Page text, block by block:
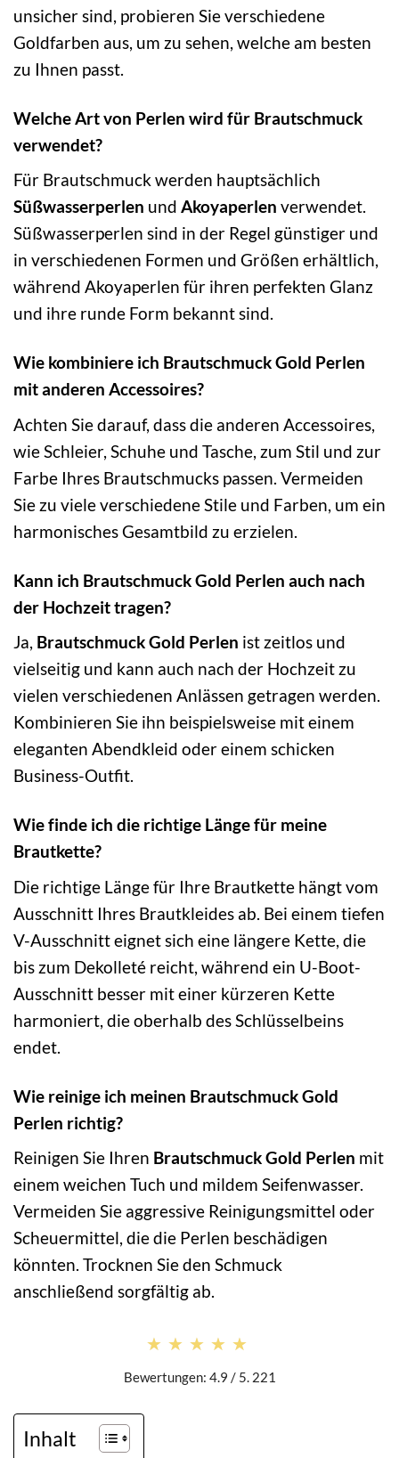
unsicher sind, probieren Sie verschiedene
Goldfarben aus, um zu sehen, welche am besten
zu Ihnen passt.
Welche Art von Perlen wird für Brautschmuck
verwendet?
Für Brautschmuck werden hauptsächlich
Süßwasserperlen und Akoyaperlen verwendet.
Süßwasserperlen sind in der Regel günstiger und
in verschiedenen Formen und Größen erhältlich,
während Akoyaperlen für ihren perfekten Glanz
und ihre runde Form bekannt sind.
Wie kombiniere ich Brautschmuck Gold Perlen
mit anderen Accessoires?
Achten Sie darauf, dass die anderen Accessoires,
wie Schleier, Schuhe und Tasche, zum Stil und zur
Farbe Ihres Brautschmucks passen. Vermeiden
Sie zu viele verschiedene Stile und Farben, um ein
harmonisches Gesamtbild zu erzielen.
Kann ich Brautschmuck Gold Perlen auch nach
der Hochzeit tragen?
Ja, Brautschmuck Gold Perlen ist zeitlos und
vielseitig und kann auch nach der Hochzeit zu
vielen verschiedenen Anlässen getragen werden.
Kombinieren Sie ihn beispielsweise mit einem
eleganten Abendkleid oder einem schicken
Business-Outfit.
Wie finde ich die richtige Länge für meine
Brautkette?
Die richtige Länge für Ihre Brautkette hängt vom
Ausschnitt Ihres Brautkleides ab. Bei einem tiefen
V-Ausschnitt eignet sich eine längere Kette, die
bis zum Dekolleté reicht, während ein U-Boot-
Ausschnitt besser mit einer kürzeren Kette
harmoniert, die oberhalb des Schlüsselbeins
endet.
Wie reinige ich meinen Brautschmuck Gold
Perlen richtig?
Reinigen Sie Ihren Brautschmuck Gold Perlen mit
einem weichen Tuch und mildem Seifenwasser.
Vermeiden Sie aggressive Reinigungsmittel oder
Scheuermittel, die die Perlen beschädigen
könnten. Trocknen Sie den Schmuck
anschließend sorgfältig ab.
★★★★★
★★★★★
Bewertungen: 4.9 / 5. 221
Inhalt